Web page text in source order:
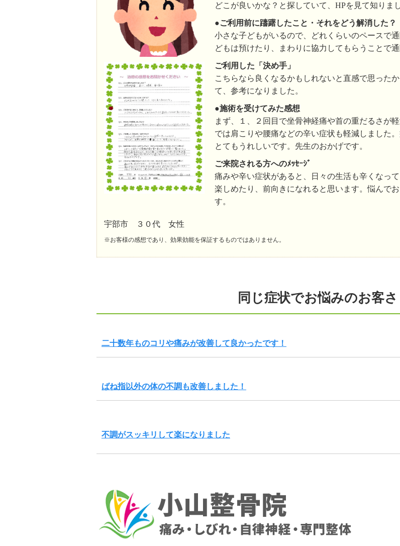
どこが良いかな？と探していて、HPを見て知りまし
●ご利用前に躊躇したこと・それをどう解消した？
小さな子どもがいるので、どれくらいのペースで
どもは預けたり、まわりに協力してもらうことで通
ご利用した「決め手」
こちらなら良くなるかもしれないと直感で思った
て、参考になりました。
●施術を受けてみた感想
まず、１、２回目で坐骨神経痛や首の重だるさが
では肩こりや腰痛などの辛い症状も軽減しました
とてもうれしいです。先生のおかげです。
ご来院される方へのﾒｯｾｰｼﾞ
痛みや辛い症状があると、日々の生活も辛くなっ
楽しめたり、前向きになれると思います。悩んで
す。
宇部市 ３０代 女性
※お客様の感想であり、効果効能を保証するものではありません。
同じ症状でお悩みのお客
二十数年ものコリや痛みが改善して良かったです！
ばね指以外の体の不調も改善しました！
不調がスッキリして楽になりました